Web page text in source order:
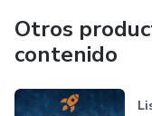
Otros
contenido